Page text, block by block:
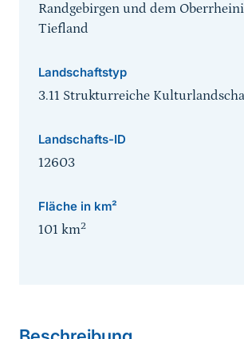
Randgebirgen und dem
Tiefland
Landschaftstyp
3.11 Strukturreiche
Landschafts-ID
12603
Fläche in km²
101 km2